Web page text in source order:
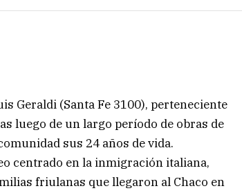
Geraldi (Santa Fe 3100), perteneciente
luego de un largo período de obras de
sus 24 años de vida.
centrado en la inmigración italiana,
friulanas que llegaron al Chaco en